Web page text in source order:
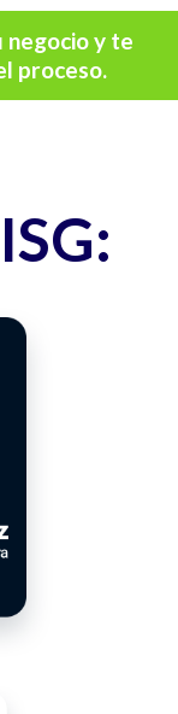
negocio y te
proceso.